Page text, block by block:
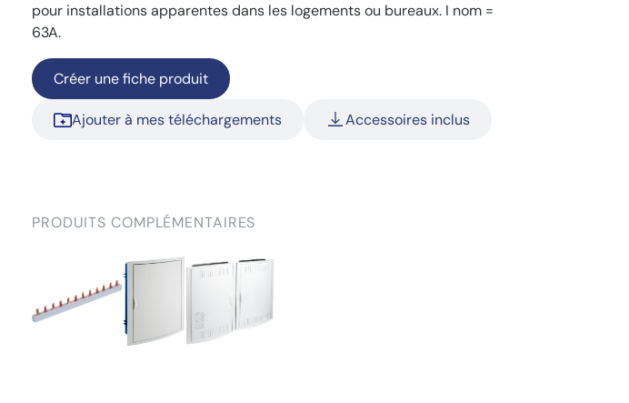
pour installations apparentes dans les logements ou bureaux. I nom =
63A.
Créer une fiche produit
Ajouter à mes téléchargements Accessoires inclus
PRODUITS COMPLÉMENTAIRES